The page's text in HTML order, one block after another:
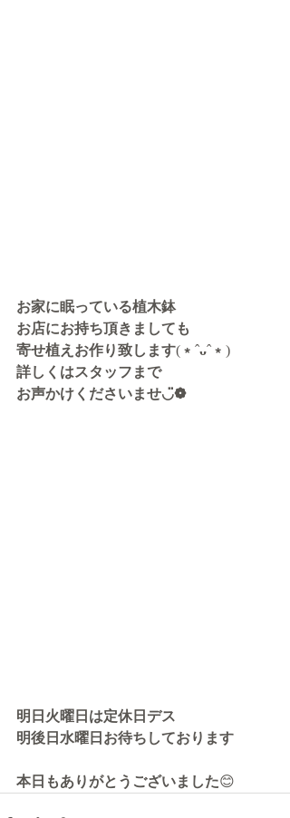
お家に眠っている植木鉢
お店にお持ち頂きましても
寄せ植えお作り致します( ﹡ ˆᴗˆ ﹡ )
詳しくはスタッフまで
お声かけくださいませ◡̈❁
明日火曜日は定休日デス
明後日水曜日お待ちしております
本日もありがとうございました😊